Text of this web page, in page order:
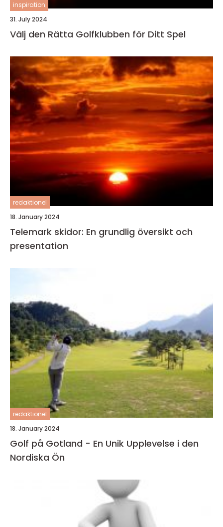
inspiration
31. July 2024
Välj den Rätta Golfklubben för Ditt Spel
redaktionel
18. January 2024
Telemark skidor: En grundlig översikt och
presentation
redaktionel
18. January 2024
Golf på Gotland - En Unik Upplevelse i den
Nordiska Ön